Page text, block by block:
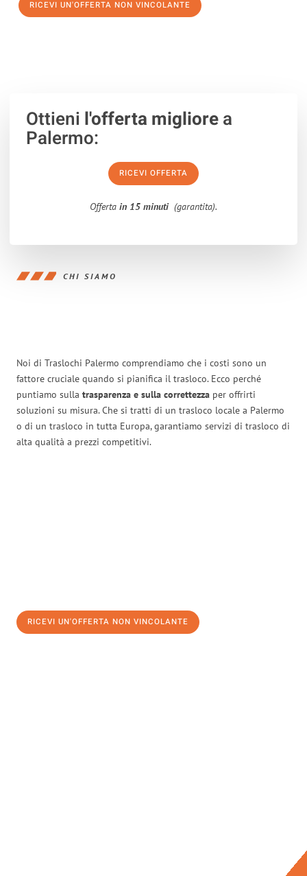
RICEVI UN'OFFERTA NON VINCOLANTE
Ottieni l'offerta migliorea
Palermo:
RICEVI OFFERTA
Offerta in 15 minuti (garantita).
CHI SIAMO
Noi di Traslochi Palermo comprendiamo che i costi sono un
fattore cruciale quando si pianifica il trasloco. Ecco perché
puntiamo sulla trasparenza e sulla correttezza per offrirti
soluzioni su misura. Che si tratti di un trasloco locale a Palermo
o di un trasloco in tutta Europa, garantiamo servizi di trasloco di
alta qualità a prezzi competitivi.
RICEVI UN'OFFERTA NON VINCOLANTE